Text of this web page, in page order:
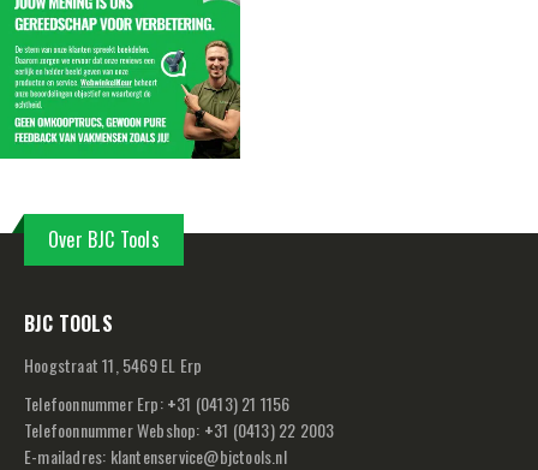
Over BJC Tools
BJC TOOLS
Hoogstraat 11, 5469 EL Erp
Telefoonnummer Erp:+31 (0413) 21 1156
Telefoonnummer Webshop: +31 (0413) 22 2003
E-mailadres: klantenservice@bjctools.nl